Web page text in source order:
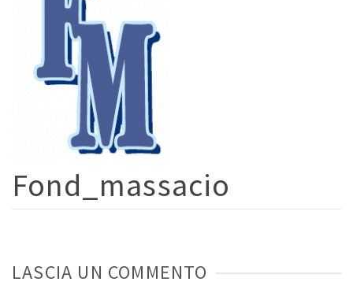
Fond_massacio
LASCIA UN COMMENTO